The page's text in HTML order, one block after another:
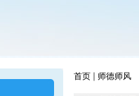
首页 师德师风